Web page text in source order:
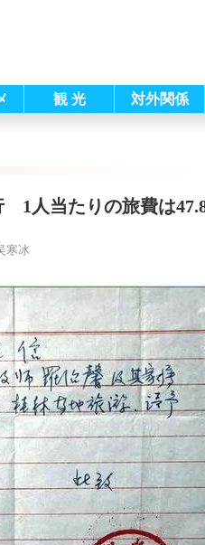
観 光 対外関係
1人当たりの旅費は
寒冰